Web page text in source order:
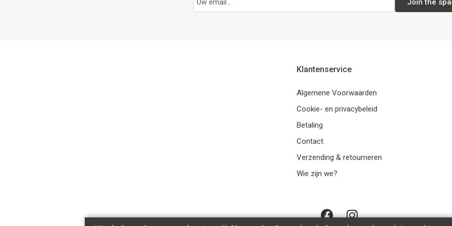
Join the
Klantenservice
Algemene Voorwaarden
Cookie- en privacybeleid
Betaling
Contact
Verzending & retourneren
Wie zijn we?